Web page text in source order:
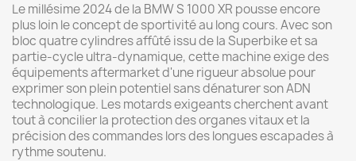
Le millésime 2024 de la BMW S 1000 XR pousse encore
plus loin le concept de sportivité au long cours. Avec son
bloc quatre cylindres affûté issu de la Superbike et sa
partie-cycle ultra-dynamique, cette machine exige des
équipements aftermarket d'une rigueur absolue pour
exprimer son plein potentiel sans dénaturer son ADN
technologique. Les motards exigeants cherchent avant
tout à concilier la protection des organes vitaux et la
précision des commandes lors des longues escapades à
rythme soutenu.